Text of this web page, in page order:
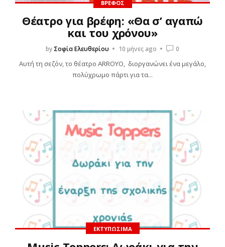
ΒΡΈΦΟΣ
Θέατρο για βρέφη: «Θα σ’ αγαπώ
και του χρόνου»
by Σοφία Ελευθερίου 10 μήνες ago 0
Αυτή τη σεζόν, το θέατρο ARROYO, διοργανώνει ένα μεγάλο,
πολύχρωμο πάρτι για τα...
ΕΚΤΥΠΏΣΙΜΑ